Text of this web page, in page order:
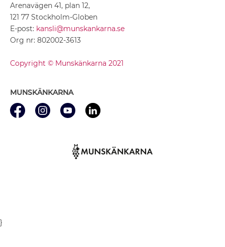
Arenavägen 41, plan 12,
121 77 Stockholm-Globen
E-post: kansli@munskankarna.se
Org nr: 802002-3613
Copyright © Munskänkarna 2021
MUNSKÄNKARNA
}